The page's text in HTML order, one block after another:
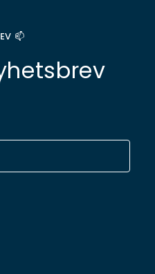
📫